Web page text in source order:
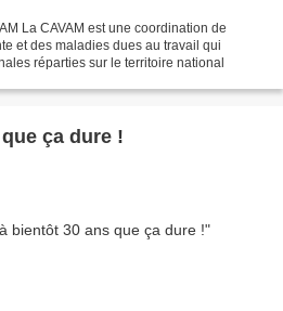
La CAVAM est une coordination de
et des maladies dues au travail qui
réparties sur le territoire national
ça dure !